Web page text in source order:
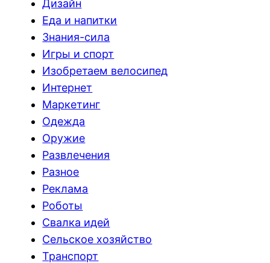
Дизайн
Еда и напитки
Знания-сила
Игры и спорт
Изобретаем велосипед
Интернет
Маркетинг
Одежда
Оружие
Развлечения
Разное
Реклама
Роботы
Свалка идей
Сельское хозяйство
Транспорт